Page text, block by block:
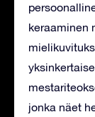
keraaminen
jonka näet